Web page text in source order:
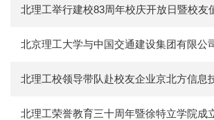
ENGLISH
法国
北理工举行建校83周年校庆开放日暨校友
返校纪念大会
北京理工大学与中国交通建设集团有限公
署战略合作协议
北理工校领导带队赴校友企业京北方信息
股份有限公司调研
北理工荣誉教育三十周年暨徐特立学院成